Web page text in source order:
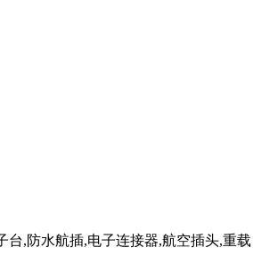
台,防水航插,电子连接器,航空插头,重载